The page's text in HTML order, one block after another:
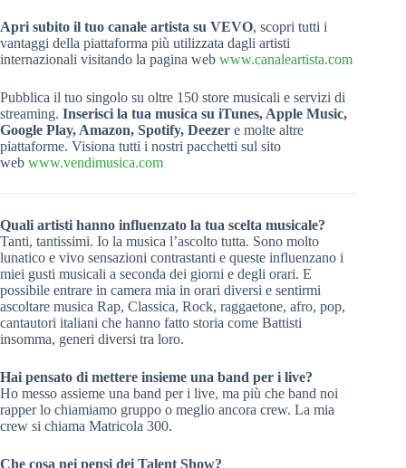
Apri subito il tuo canale artista su VEVO, scopri tutti i
vantaggi della piattaforma più utilizzata dagli artisti
internazionali visitando la pagina web www.canaleartista.com
Pubblica il tuo singolo su oltre 150 store musicali e servizi di
streaming. Inserisci la tua musica su iTunes, Apple Music,
Google Play, Amazon, Spotify, Deezer e molte altre
piattaforme. Visiona tutti i nostri pacchetti sul sito
web www.vendimusica.com
Quali artisti hanno influenzato la tua scelta musicale?
Tanti, tantissimi. Io la musica l’ascolto tutta. Sono molto
lunatico e vivo sensazioni contrastanti e queste influenzano i
miei gusti musicali a seconda dei giorni e degli orari. E
possibile entrare in camera mia in orari diversi e sentirmi
ascoltare musica Rap, Classica, Rock, raggaetone, afro, pop,
cantautori italiani che hanno fatto storia come Battisti
insomma, generi diversi tra loro.
Hai pensato di mettere insieme una band per i live?
Ho messo assieme una band per i live, ma più che band noi
rapper lo chiamiamo gruppo o meglio ancora crew. La mia
crew si chiama Matricola 300.
Che cosa nei pensi dei Talent Show?